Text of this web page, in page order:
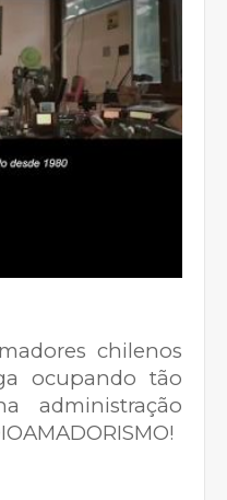
chilenos
ocupando tão
administração